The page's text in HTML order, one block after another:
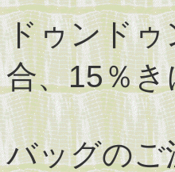
ドゥンドゥ
合、15％
バッグのご